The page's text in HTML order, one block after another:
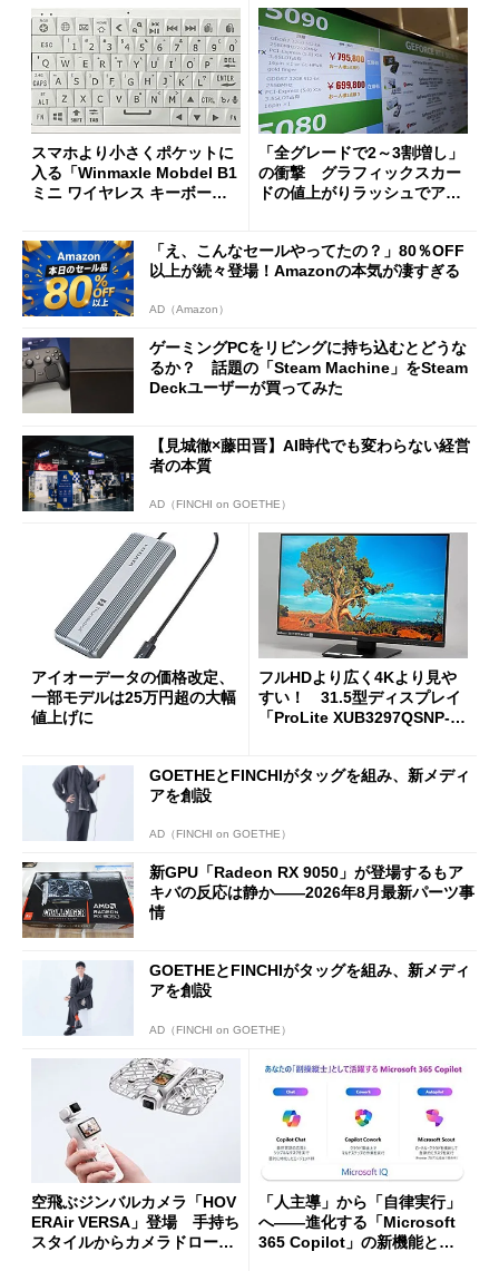
スマホより小さくポケットに
入る「Winmaxle Mobdel B1
ミニ ワイヤレス キーボー
「全グレードで2～3割増し」
の衝撃 グラフィックスカー
ドの値上がりラッシュでアキ
「え、こんなセールやってたの？」80％OFF
以上が続々登場！Amazonの本気が凄すぎる
AD（Amazon）
ゲーミングPCをリビングに持ち込むとどうな
るか？ 話題の「Steam Machine」をSteam
Deckユーザーが買ってみた
【見城徹×藤田晋】AI時代でも変わらない経営
者の本質
AD（FINCHI on GOETHE）
アイオーデータの価格改定、
一部モデルは25万円超の大幅
値上げに
フルHDより広く4Kより見や
すい！ 31.5型ディスプレイ
「ProLite XUB3297QSNP-B
GOETHEとFINCHIがタッグを組み、新メディ
アを創設
AD（FINCHI on GOETHE）
新GPU「Radeon RX 9050」が登場するもア
キバの反応は静か――2026年8月最新パーツ事
情
GOETHEとFINCHIがタッグを組み、新メディ
アを創設
AD（FINCHI on GOETHE）
空飛ぶジンバルカメラ「HOV
ERAir VERSA」登場 手持ち
スタイルからカメラドローン
「人主導」から「自律実行」
へ――進化する「Microsoft
365 Copilot」の新機能とエ